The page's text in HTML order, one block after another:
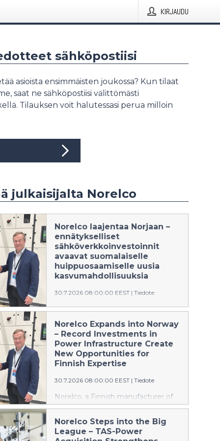
KIRJAUDU
sähköpostiisi
asioista ensimmäisten joukossa? Kun tilaat
saat ne sähköpostiisi välittömästi
Tilauksen voit halutessasi perua milloin
julkaisijalta Norelco
Norelco laajentaa Norjaan –
ennätykselliset
sähköverkkoinvestoinnit
avaavat suomalaiselle
huippuosaamiselle uusia
kasvumahdollisuuksia
30.7.2026 08:00:00 EEST | Tiedote
Suomalainen sähköasemien ja
sähkönjakeluratkaisujen valmistaja
Norelco vahvistaa kansainvälistä
kasvustrategiaansa laajentumalla
Norjan markkinoille. Yhtiö on
nimittänyt kokeneen norjalaisen
Elsebutangenin vastaamaan
liiketoiminnan aloittamisesta ja
kehittämisestä Norjassa.
Norelco Expands into Norway
– Record Investments in
Power Infrastructure Create
New Opportunities for
Finnish Expertise
30.7.2026 08:00:00 EEST | Tiedote
Norelco, a Finnish manufacturer of
substations and power distribution
solutions, is strengthening its
international growth strategy by
expanding into the Norwegian
Norelco Steps into the Big
League – TAS-Power